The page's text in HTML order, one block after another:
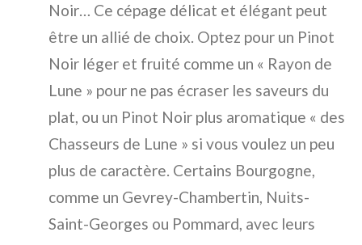
Noir… Ce cépage délicat et élégant peut
être un allié de choix. Optez pour un Pinot
Noir léger et fruité comme un « Rayon de
Lune » pour ne pas écraser les saveurs du
plat, ou un Pinot Noir plus aromatique « des
Chasseurs de Lune » si vous voulez un peu
plus de caractère. Certains Bourgogne,
comme un Gevrey-Chambertin, Nuits-
Saint-Georges ou Pommard, avec leurs